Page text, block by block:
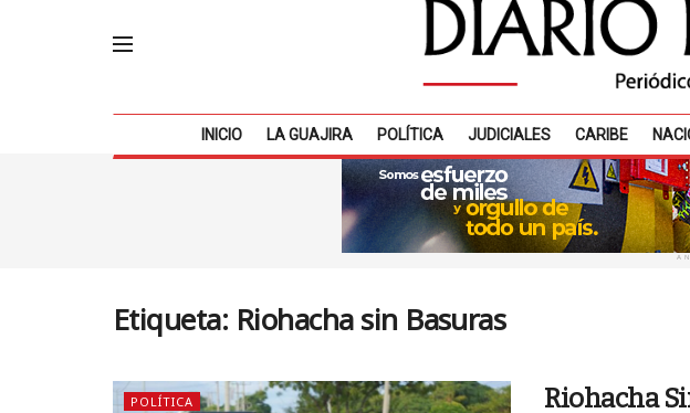
INICIO LA GUAJIRA POLÍTICA JUDICIALES CARIBE
Etiqueta: Riohacha sin Basuras
POLÍTICA
Riohacha